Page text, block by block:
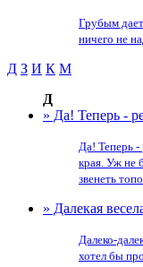
Грубым
ничего не
Д З И К М
Д
» Да! Теперь -
Да! Теперь -
края. Уж не
звенеть
» Далекая
Далеко-
хотел бы